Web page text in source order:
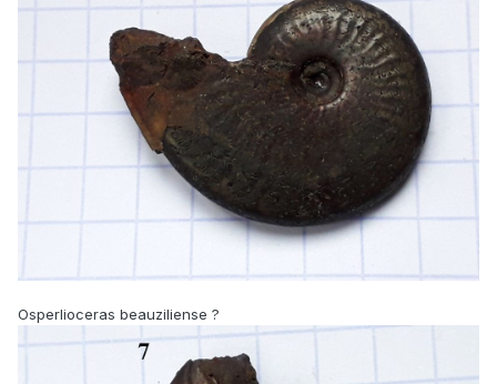
Osperlioceras beauziliense ?